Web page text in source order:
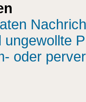
ungewollte
oder